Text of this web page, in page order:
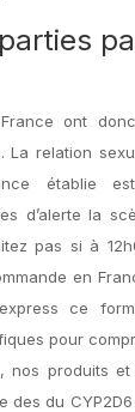
ont
La relation
établie
d’alerte la
pas si à
en
ce
pour
nos produits
des du